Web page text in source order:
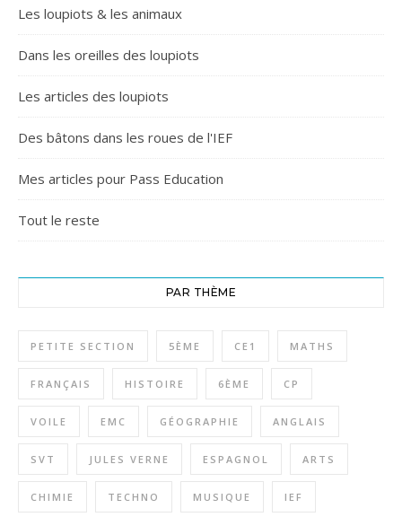
Les loupiots & les animaux
Dans les oreilles des loupiots
Les articles des loupiots
Des bâtons dans les roues de l'IEF
Mes articles pour Pass Education
Tout le reste
PAR THÈME
PETITE SECTION 5ÈME CE1 MATHS
FRANÇAIS HISTOIRE 6ÈME CP
VOILE EMC GÉOGRAPHIE ANGLAIS
SVT JULES VERNE ESPAGNOL ARTS
CHIMIE TECHNO MUSIQUE IEF